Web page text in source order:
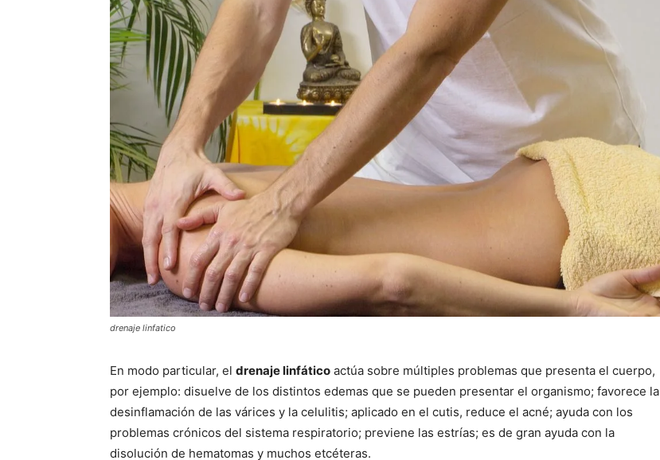
drenaje linfatico
En modo particular, el drenaje linfático actúa sobre múltiples problemas que presenta el cuerpo,
por ejemplo: disuelve de los distintos edemas que se pueden presentar el organismo; favorece la
desinflamación de las várices y la celulitis; aplicado en el cutis, reduce el acné; ayuda con los
problemas crónicos del sistema respiratorio; previene las estrías; es de gran ayuda con la
disolución de hematomas y muchos etcéteras.